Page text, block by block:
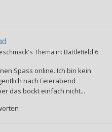
's Thema in: Battlefield 6
Spass online. Ich bin kein
nach Feierabend
das bockt einfach nicht...